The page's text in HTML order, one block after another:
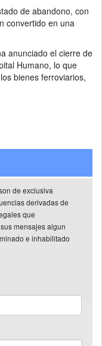
de abandono, con
convertido en una
anunciado el cierre de
Humano, lo que
bienes ferroviarios,
de exclusiva
derivadas de
que
mensajes algun
e inhabilitado